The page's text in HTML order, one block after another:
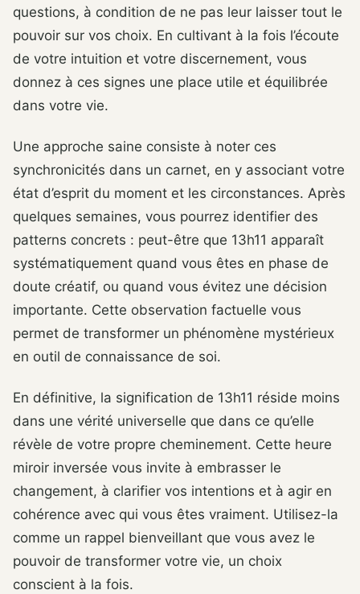
questions, à condition de ne pas leur laisser tout le
pouvoir sur vos choix. En cultivant à la fois l’écoute
de votre intuition et votre discernement, vous
donnez à ces signes une place utile et équilibrée
dans votre vie.
Une approche saine consiste à noter ces
synchronicités dans un carnet, en y associant votre
état d’esprit du moment et les circonstances. Après
quelques semaines, vous pourrez identifier des
patterns concrets : peut-être que 13h11 apparaît
systématiquement quand vous êtes en phase de
doute créatif, ou quand vous évitez une décision
importante. Cette observation factuelle vous
permet de transformer un phénomène mystérieux
en outil de connaissance de soi.
En définitive, la signification de 13h11 réside moins
dans une vérité universelle que dans ce qu’elle
révèle de votre propre cheminement. Cette heure
miroir inversée vous invite à embrasser le
changement, à clarifier vos intentions et à agir en
cohérence avec qui vous êtes vraiment. Utilisez-la
comme un rappel bienveillant que vous avez le
pouvoir de transformer votre vie, un choix
conscient à la fois.